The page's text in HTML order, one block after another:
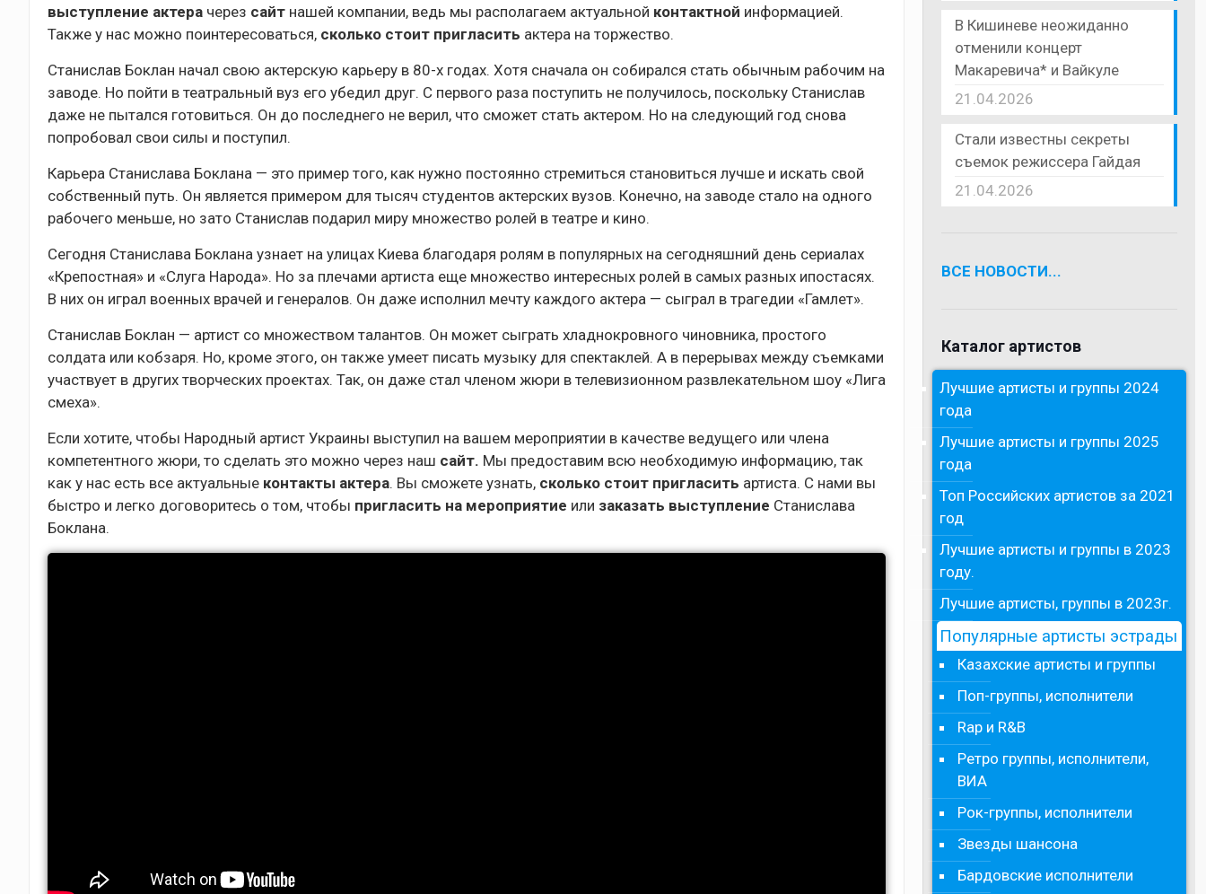
выступление актерачерез сайт нашей компании, ведь мы располагаем актуальной контактной информацией.
Также у нас можно поинтересоваться, сколько стоит пригласить актера на торжество.
Станислав Боклан начал свою актерскую карьеру в 80-х годах. Хотя сначала он собирался стать обычным рабочим на
заводе. Но пойти в театральный вуз его убедил друг. С первого раза поступить не получилось, поскольку Станислав
даже не пытался готовиться. Он до последнего не верил, что сможет стать актером. Но на следующий год снова
попробовал свои силы и поступил.
Карьера Станислава Боклана — это пример того, как нужно постоянно стремиться становиться лучше и искать свой
собственный путь. Он является примером для тысяч студентов актерских вузов. Конечно, на заводе стало на одного
рабочего меньше, но зато Станислав подарил миру множество ролей в театре и кино.
Сегодня Станислава Боклана узнает на улицах Киева благодаря ролям в популярных на сегодняшний день сериалах
«Крепостная» и «Слуга Народа». Но за плечами артиста еще множество интересных ролей в самых разных ипостасях.
В них он играл военных врачей и генералов. Он даже исполнил мечту каждого актера — сыграл в трагедии «Гамлет».
Станислав Боклан — артист со множеством талантов. Он может сыграть хладнокровного чиновника, простого
солдата или кобзаря. Но, кроме этого, он также умеет писать музыку для спектаклей. А в перерывах между съемками
участвует в других творческих проектах. Так, он даже стал членом жюри в телевизионном развлекательном шоу «Лига
смеха».
Если хотите, чтобы Народный артист Украины выступил на вашем мероприятии в качестве ведущего или члена
компетентного жюри, то сделать это можно через наш сайт. Мы предоставим всю необходимую информацию, так
как у нас есть все актуальные контакты актера. Вы сможете узнать, сколько стоит пригласить артиста. С нами вы
быстро и легко договоритесь о том, чтобы пригласить на мероприятие или заказать выступление Станислава
Боклана.
В Кишиневе неожиданно
отменили концерт
Макаревича* и Вайкуле
21.04.2026
Стали известны секреты
съемок режиссера Гайдая
21.04.2026
ВСЕ НОВОСТИ...
Каталог артистов
Лучшие артисты и группы 2024
года
Лучшие артисты и группы 2025
года
Топ Российских артистов за 2021
год
Лучшие артисты и группы в 2023
году.
Лучшие артисты, группы в 2023г.
Популярные артисты эстрады
Казахские артисты и группы
Поп-группы, исполнители
Rap и R&B
Ретро группы, исполнители,
ВИА
Рок-группы, исполнители
Звезды шансона
Бардовские исполнители